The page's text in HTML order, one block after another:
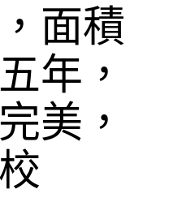
面積
年，
美，